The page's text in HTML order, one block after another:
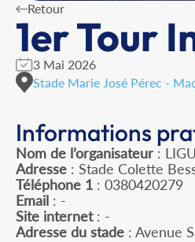
Retour
1er Tour
3 Mai 2026
Stade Marie José Pérec -
Informations
Nom de l’organisateur :
Adresse : Stade Colette
Téléphone 1 : 0380420279
Email : -
Site internet: -
Adresse du stade : Avenue